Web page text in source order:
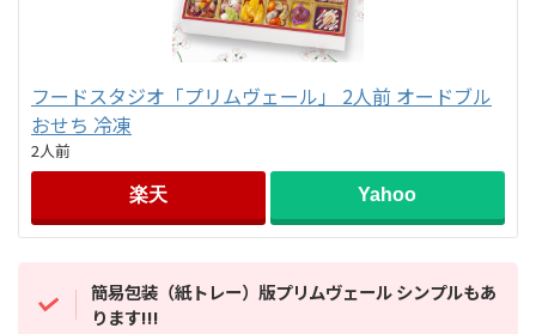
フードスタジオ「プリムヴェール」 2人前 オードブル
おせち 冷凍
2人前
楽天 Yahoo
簡易包装（紙トレー）版プリムヴェールシンプルもあ
ります!!!